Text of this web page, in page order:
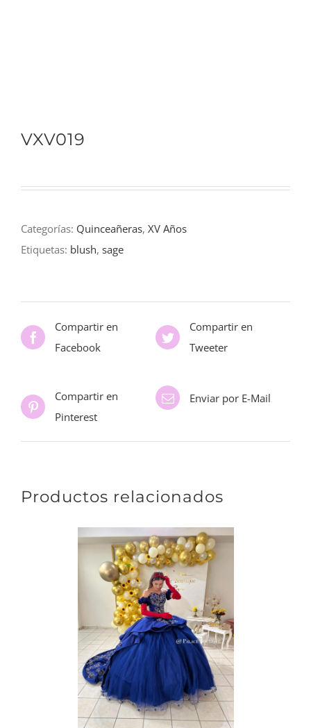
VXV019
Categorías: Quinceañeras, XV Años
Etiquetas: blush, sage
Compartir en
Facebook
Compartir en
Tweeter
Compartir en
Pinterest
Enviar por E-Mail
Productos relacionados